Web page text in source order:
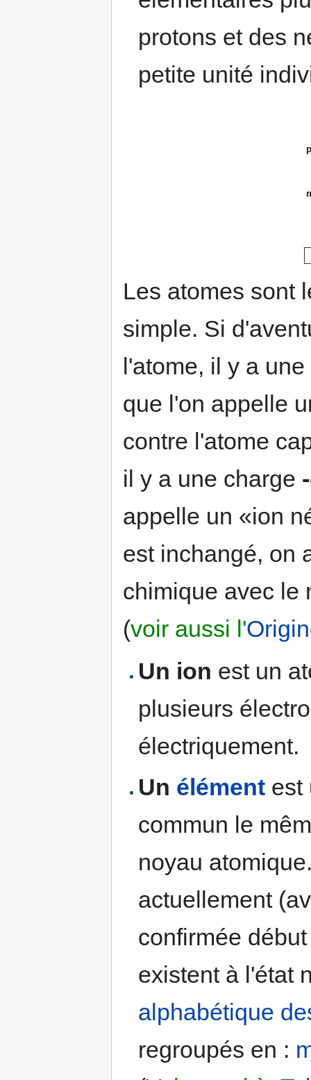
protons et des
petite unité
Les atomes sont
simple. Si
l'atome, il y a
que l'on appelle
contre l'atome
il y a une charge
appelle un «ion
est inchangé, on
chimique avec le
(voir aussi l'
Un ion est un
plusieurs
électriquement.
Un élément est
commun le
noyau
actuellement
confirmée
existent à l'état
alphabétique
regroupés en :